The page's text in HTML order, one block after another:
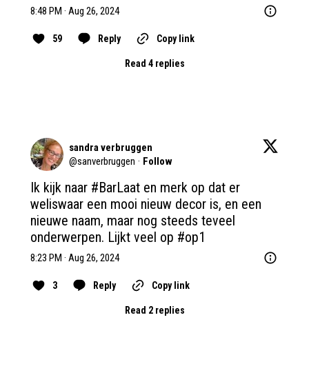
8:48 PM · Aug 26, 2024
59 Reply Copy link
Read 4 replies
sandra verbruggen
@sanverbruggen · Follow
Ik kijk naar #BarLaat en merk op dat er
weliswaar een mooi nieuw decor is, en een
nieuwe naam, maar nog steeds teveel
onderwerpen. Lijkt veel op #op1
8:23 PM · Aug 26, 2024
3 Reply Copy link
Read 2 replies